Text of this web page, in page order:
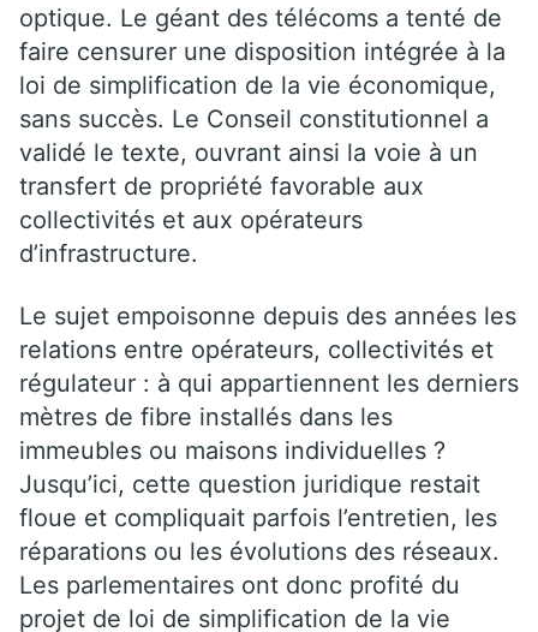
optique. Le géant des télécoms a tenté de
faire censurer une disposition intégrée à la
loi de simplification de la vie économique,
sans succès. Le Conseil constitutionnel a
validé le texte, ouvrant ainsi la voie à un
transfert de propriété favorable aux
collectivités et aux opérateurs
d’infrastructure.
Le sujet empoisonne depuis des années les
relations entre opérateurs, collectivités et
régulateur : à qui appartiennent les derniers
mètres de fibre installés dans les
immeubles ou maisons individuelles ?
Jusqu’ici, cette question juridique restait
floue et compliquait parfois l’entretien, les
réparations ou les évolutions des réseaux.
Les parlementaires ont donc profité du
projet de loi de simplification de la vie